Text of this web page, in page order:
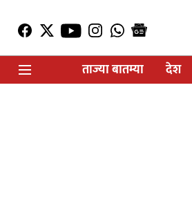
ताज्या बातम्या
देश